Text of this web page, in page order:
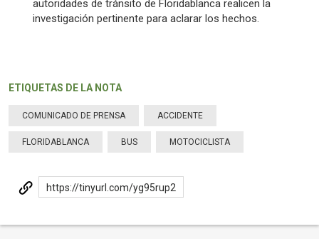
autoridades de tránsito de Floridablanca realicen la
investigación pertinente para aclarar los hechos.
ETIQUETAS DE LA NOTA
COMUNICADO DE PRENSA ACCIDENTE
FLORIDABLANCA BUS MOTOCICLISTA
https://tinyurl.com/yg95rup2